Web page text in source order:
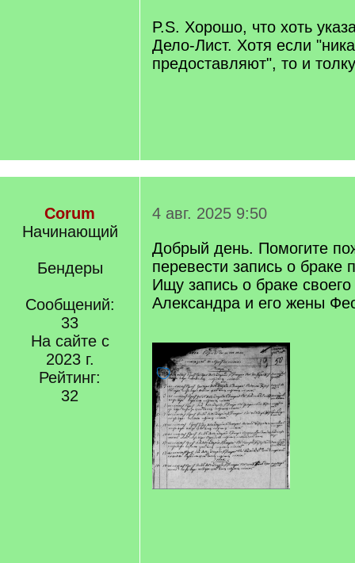
P.S. Хорошо, что хоть
Дело-Лист. Хотя если
предоставляют", то и
Corum
Начинающий
Бендеры
Сообщений:
33
На сайте с
2023 г.
Рейтинг:
32
4 авг. 2025 9:50
Добрый день. Помогите
перевести запись о
Ищу запись о браке
Александра и его жены